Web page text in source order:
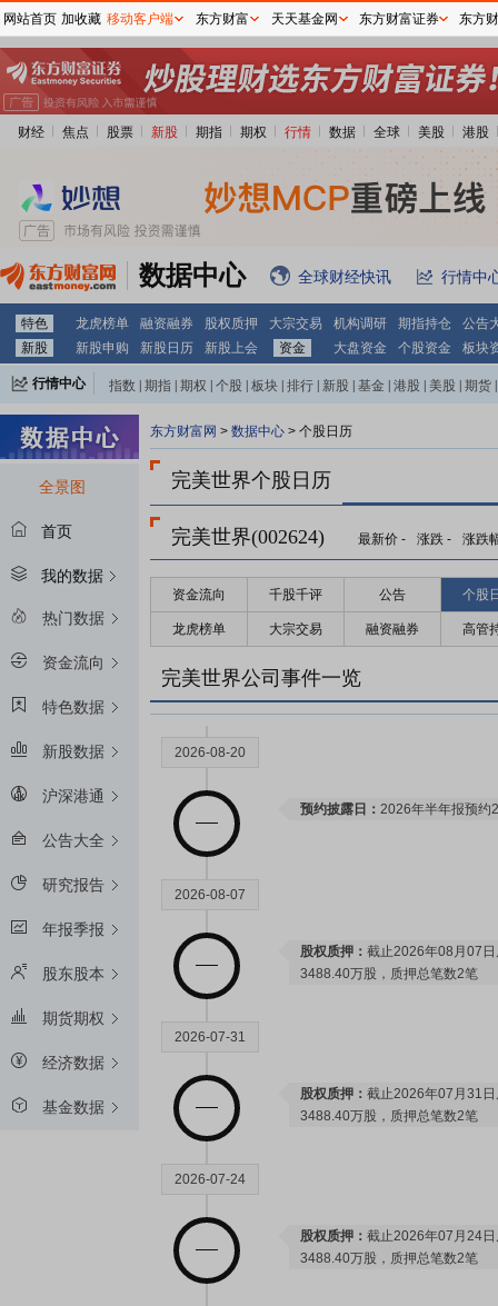
财经 焦点 股票 新股 期指 期权 行情 数据 全球 美股 港股
数据中心 全球财经快讯 行情中
特色 龙虎榜单 融资融券 股权质押 大宗交易 机构调研 期指持仓
公告
新股
新股申购 新股日历 新股上会 资金 大盘资金 个股资金 板块
行情中心 指数 期指 期权 个股 板块 排行 新股 基金 港股 美股 期货
全景图
首页
我的数据
热门数据
资金流向
特色数据
新股数据
沪深港通
公告大全
研究报告
年报季报
股东股本
期货期权
经济数据
基金数据
东方财富网 > 数据中心 > 个股日历
完美世界个股日历
完美世界(002624) 最新价 - 涨跌 - 涨跌
资金流向 千股千评 公告 个股
龙虎榜单 大宗交易 融资融券 高管
完美世界公司事件一览
2026-08-20
预约披露日： 2026年半年报预约
2026-08-07
股权质押： 截止2026年08月07
3488.40万股，质押总笔数2笔
2026-07-31
股权质押： 截止2026年07月31
3488.40万股，质押总笔数2笔
2026-07-24
股权质押： 截止2026年07月24
3488.40万股，质押总笔数2笔
网站首页 加收藏 移动客户端 东方财富 天天基金网 东方财富证券 东方